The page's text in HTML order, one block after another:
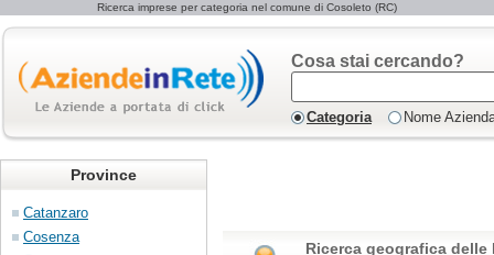
Ricerca imprese per categoria nel comune di Cosoleto (RC)
Cosa stai cercando?
Categoria Nome
Province
Catanzaro
Cosenza
Ricerca geografica delle